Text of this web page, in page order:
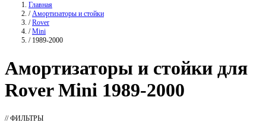
Главная
/ Амортизаторы и стойки
/ Rover
/ Mini
/ 1989-2000
Амортизаторы и стойки для
Rover Mini 1989-2000
// ФИЛЬТРЫ